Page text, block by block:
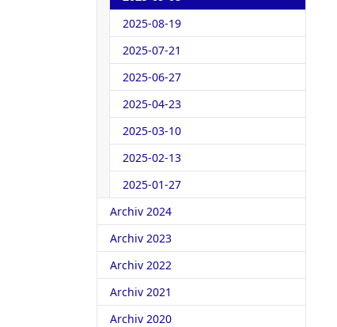
2025-08-19
2025-07-21
2025-06-27
2025-04-23
2025-03-10
2025-02-13
2025-01-27
Archiv 2024
Archiv 2023
Archiv 2022
Archiv 2021
Archiv 2020